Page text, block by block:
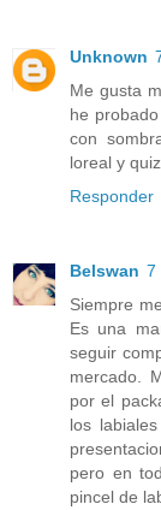
Unknown
Me gusta
he
con
loreal y
Responder
Belswan 7
Siempre
Es una
seguir
mercado.
por el
los
pero en
pincel de